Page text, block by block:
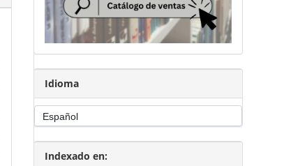
Idioma
Indexado en: